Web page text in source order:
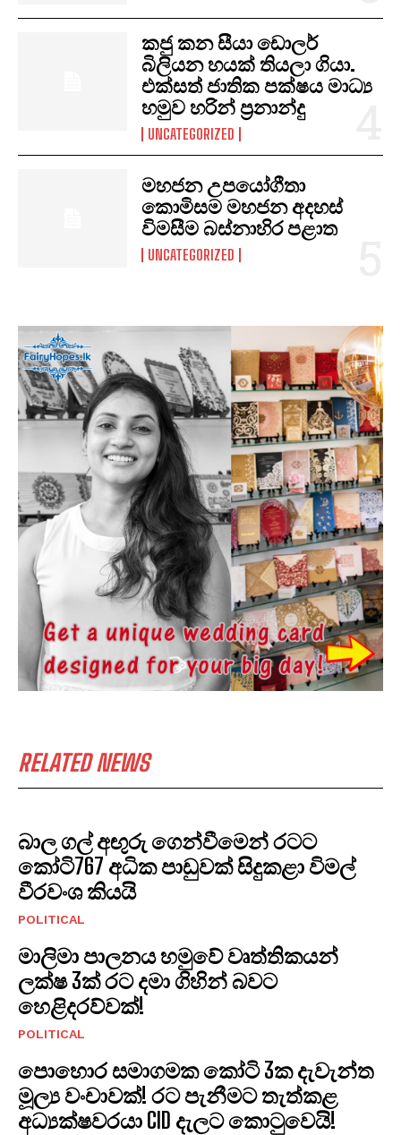
කජු කන සීයා ඩොලර්
බිලියන හයක් තියලා ගියා.
එක්සත් ජාතික පක්ෂය මාධ්‍ය
හමුව හරින් ප්‍රනාන්දු
UNCATEGORIZED
මහජන උපයෝගීතා
කොමිසම මහජන අදහස්
විමසීම බස්නාහිර පළාත
UNCATEGORIZED
RELATED NEWS
බාල ගල් අඟුරු ගෙන්වීමෙන් රටට
කෝටි767 අධික පාඩුවක් සිදුකළා විමල්
වීරවංශ කියයි
POLITICAL
මාලිමා පාලනය හමුවේ වෘත්තිකයන්
ලක්ෂ 3ක් රට දමා ගිහින් බවට
හෙළිදරව්වක්!
POLITICAL
පොහොර සමාගමක කෝටි 3ක දැවැන්ත
මූල්‍ය වංචාවක්! රට පැනීමට තැත්කළ
අධ්‍යක්ෂවරයා CID දැලට කොටුවෙයි!